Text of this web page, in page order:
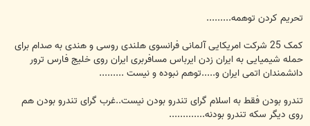
تحریم کردن توهمه.........
کمک 25 شرکت امریکایی آلمانی فرانسوی هلندی روسی و هندی به صدام برای
حمله شیمیایی به ایران زدن ایرباس مسافربری ایران روی خلیج فارس ترور
دانشمندان اتمی ایران و.....توهم نبوده و نیست .........
تندرو بودن فقط به اسلام گرای تندرو بودن نیست..غرب گرای تندرو بودن هم
روی دیگر سکه تندرو بودنه.............